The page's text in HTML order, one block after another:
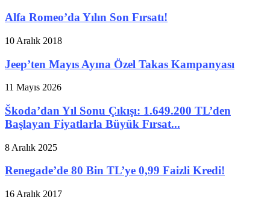
Alfa Romeo’da Yılın Son Fırsatı!
10 Aralık 2018
Jeep’ten Mayıs Ayına Özel Takas Kampanyası
11 Mayıs 2026
Škoda’dan Yıl Sonu Çıkışı: 1.649.200 TL’den
Başlayan Fiyatlarla Büyük Fırsat...
8 Aralık 2025
Renegade’de 80 Bin TL’ye 0,99 Faizli Kredi!
16 Aralık 2017